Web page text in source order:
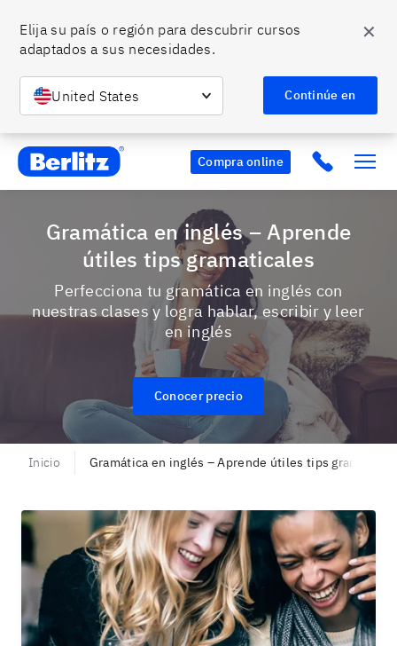
Elija su país o región para descubrir cursos
adaptados a sus necesidades.
United States Continúe en
✕
Berlitz MX Compra online Click to
Gramática en inglés – Aprende
útiles tips gramaticales
Perfecciona tu gramática en inglés con
nuestras clases y logra hablar, escribir y leer
en inglés
Conocer precio
Inicio Gramática en inglés – Aprende útiles tips